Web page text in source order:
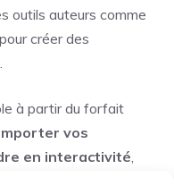
outils auteurs comme
créer des
à partir du forfait
vos
en interactivité